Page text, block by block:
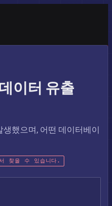
데이터 유출
했으며, 어떤 데이터베이
찾을 수 있습니다.